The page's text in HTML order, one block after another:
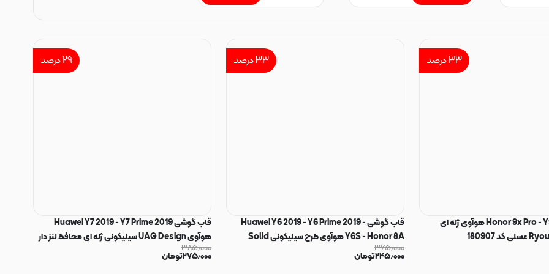
۳۳درصد
قاب گوشی Honor 9x Pro - Y9S هوآوی ژله ای
۳۳درصد
قاب گوشی Huawei Y6 2019 - Y6 Prime 2019 -
Y6S - Honor 8A هوآوی طرح سیلیکونی Solid
محافظ لنزدار مشکی کد 180204
۳۶۵٫۰۰۰
۲۴۵٫۰۰۰تومان
۲۹درصد
قاب گوشی Huawei Y7 2019 - Y7 Prime 2019
هوآوی UAG Design سیلیکونی ژله ای محافظ لنز دار
مشکی کد 160140
۳۸۵٫۰۰۰
۲۷۵٫۰۰۰تومان